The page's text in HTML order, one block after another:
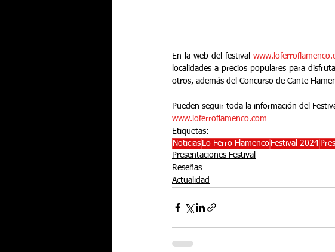
En la web del festival
localidades a precios populares para
otros, además del Concurso de Cante
Pueden seguir toda la información del
www.loferroflamenco.com
Etiquetas:
Noticias Lo Ferro Flamenco Festival 2024
Presentaciones Festival
Reseñas
Actualidad